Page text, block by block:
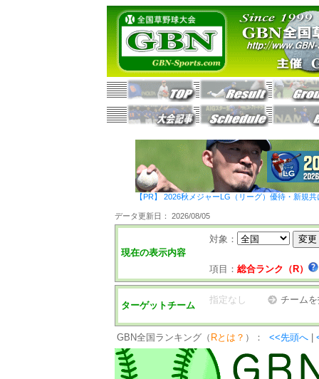
【PR】 2026秋メジャーLG（リーグ）優待・新規
データ更新日： 2026/08/05
現在の表示内容
対象：
項目： 総合ランク（R）
ターゲットチーム
指定なし チーム
GBN全国ランキング（ Rとは？ ）： <<先頭へ